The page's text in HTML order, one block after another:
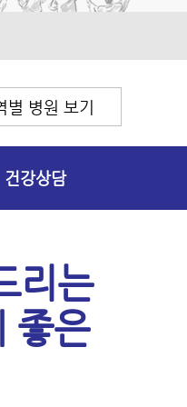
별 병원 보기
건강상담
리는
좋은